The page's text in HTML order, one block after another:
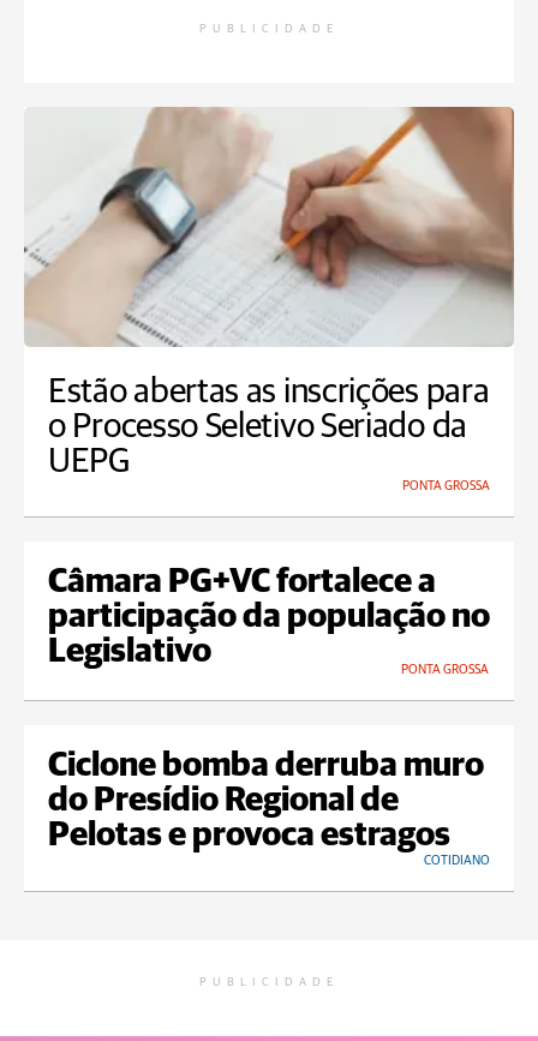
PUBLICIDADE
Estão abertas as inscrições para
o Processo Seletivo Seriado da
UEPG
PONTA GROSSA
Câmara PG+VC fortalece a
participação da população no
Legislativo
PONTA GROSSA
Ciclone bomba derruba muro
do Presídio Regional de
Pelotas e provoca estragos
COTIDIANO
PUBLICIDADE